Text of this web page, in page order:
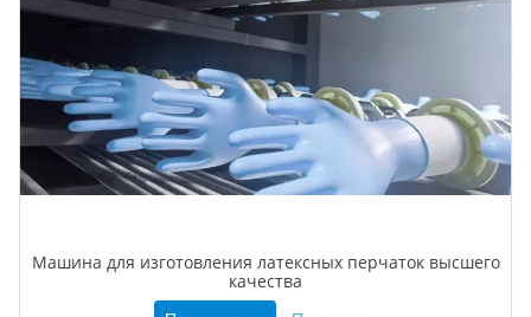
Машина для изготовления латексных перчаток высшего
качества